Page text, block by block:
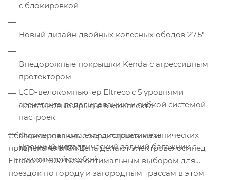
с блокировкой
Новый дизайн двойных колёсных ободов 27.5"
Внедорожные покрышки Kenda с агрессивным
протектором
Пластиковые крылья в комплекте
Фирменная система дисковых механических
тормозов Eltreco
LCD-велокомпьютер Eltreco с 5 уровнями
ассистента педалированию и гибкой системой
настроек
Прочный металлический задний багажник с
прижимной скобой
Сбалансированные характеристики и
привлекательная цена делают электровелосипед
Eltreco XT 800 New оптимальным выбором для
поездок по городу и загородным трассам в этом